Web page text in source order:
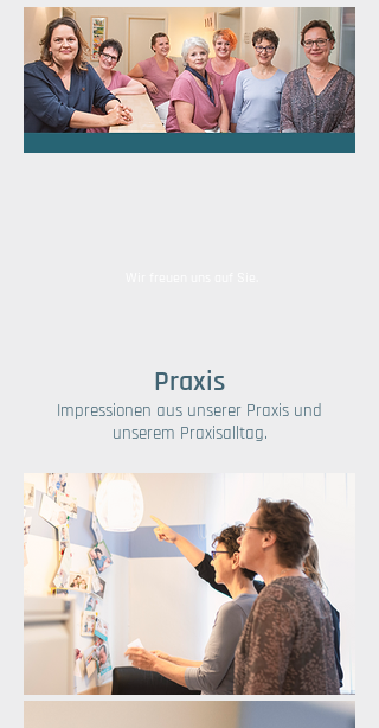
Praxis
Impressionen aus unserer Praxis und
unserem Praxisalltag.